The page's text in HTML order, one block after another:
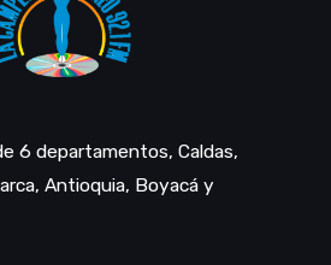
6 departamentos, Caldas,
Antioquia, Boyacá y